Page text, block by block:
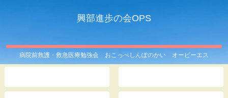
興部進歩の会OPS
病院前救護・救急医療勉強会 おこっぺしんぽのかい オーピーエス